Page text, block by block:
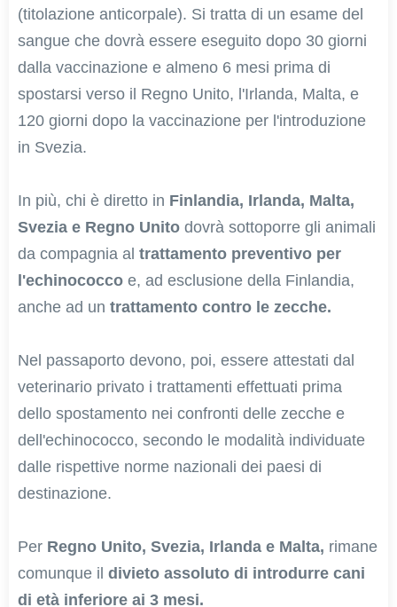
(titolazione anticorpale). Si tratta di un esame del
sangue che dovrà essere eseguito dopo 30 giorni
dalla vaccinazione e almeno 6 mesi prima di
spostarsi verso il Regno Unito, l'Irlanda, Malta, e
120 giorni dopo la vaccinazione per l'introduzione
in Svezia.
In più, chi è diretto in Finlandia, Irlanda, Malta,
Svezia e Regno Unito dovrà sottoporre gli animali
da compagnia al trattamento preventivo per
l'echinococco e, ad esclusione della Finlandia,
anche ad un trattamento contro le zecche.
Nel passaporto devono, poi, essere attestati dal
veterinario privato i trattamenti effettuati prima
dello spostamento nei confronti delle zecche e
dell'echinococco, secondo le modalità individuate
dalle rispettive norme nazionali dei paesi di
destinazione.
Per Regno Unito, Svezia, Irlanda e Malta, rimane
comunque il divieto assoluto di introdurre cani
di età inferiore ai 3 mesi.